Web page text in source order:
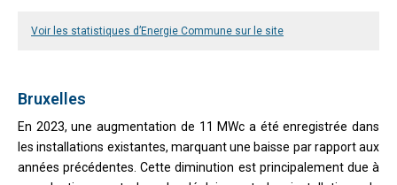
Voir les statistiques d’Energie Commune sur le site
Bruxelles
En 2023, une augmentation de 11 MWc a été enregistrée dans
les installations existantes, marquant une baisse par rapport aux
années précédentes. Cette diminution est principalement due à